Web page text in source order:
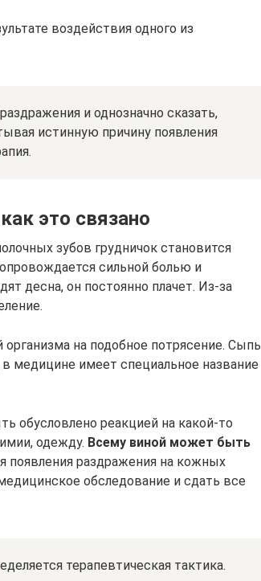
воздействия одного из
и однозначно сказать,
истинную причину появления
это связано
зубов грудничок становится
сильной болью и
десна, он постоянно плачет. Из-за
на подобное потрясение. Сыпь
медицине имеет специальное название
обусловлено реакцией на какой-то
одежду. Всему виной может быть
появления раздражения на кожных
обследование и сдать все
терапевтическая тактика.